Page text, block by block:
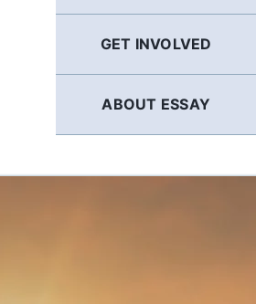
GET INVOLVED
ABOUT ESSAY